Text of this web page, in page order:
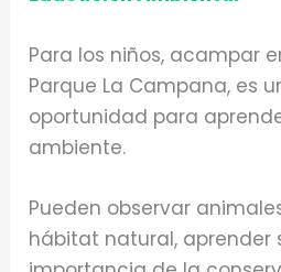
Para los niños, acampar
Parque La Campana, es
oportunidad para
ambiente.
Pueden observar
hábitat natural, aprender